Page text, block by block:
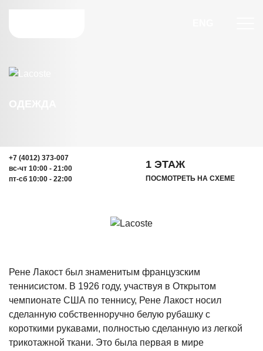
+7 (4012) 373-007
вс-чт 10:00 - 21:00
пт-сб 10:00 - 22:00
1 ЭТАЖ
ПОСМОТРЕТЬ НА СХЕМЕ
Рене Лакост был знаменитым французским
теннисистом. В 1926 году, участвуя в Открытом
чемпионате США по теннису, Рене Лакост носил
сделанную собственноручно белую рубашку с
короткими рукавами, полностью сделанную из легкой
трикотажной ткани. Это была первая в мире